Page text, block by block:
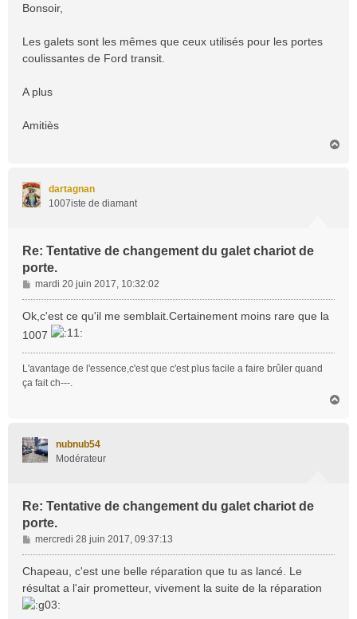
g
e
Bonsoir,
Les galets sont les mêmes que ceux utilisés pour les portes
coulissantes de Ford transit.
A plus
Amitiès
dartagnan
1007iste de diamant
Re: Tentative de changement du galet chariot de
porte.
M
e
s
a
g
e
mardi 20 juin 2017, 10:32:02
Ok,c'est ce qu'il me semblait.Certainement moins rare que la
1007
L'avantage de l'essence,c'est que c'est plus facile a faire brûler quand
ça fait ch---.
nubnub54
Modérateur
Re: Tentative de changement du galet chariot de
porte.
M
e
s
a
g
mercredi 28 juin 2017, 09:37:13
Chapeau, c'est une belle réparation que tu as lancé. Le
résultat a l'air prometteur, vivement la suite de la réparation